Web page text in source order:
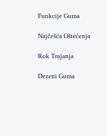
Funkcije Guma
Najčešća Oštećenja
Rok Trajanja
Dezeni Guma